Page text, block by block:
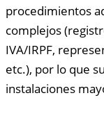
procedimientos
complejos
IVA/IRPF,
etc.), por lo que
instalaciones